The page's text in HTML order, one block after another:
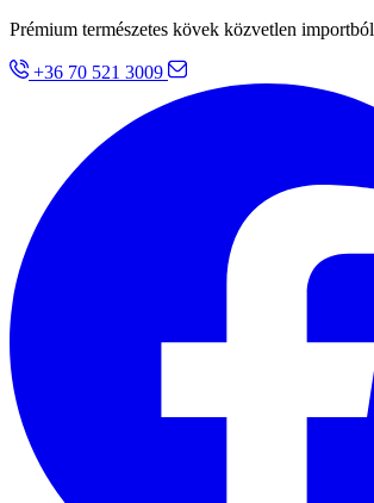
Prémium természetes kövek közvetlen importból
+36 70 521 3009